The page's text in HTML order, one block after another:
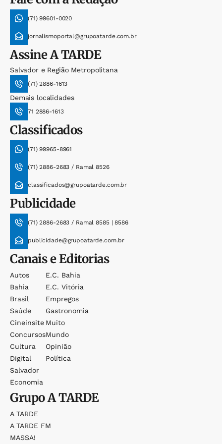
(71) 99601-0020
jornalismoportal@grupoatarde.com.br
AssineA TARDE
Salvador e Região Metropolitana
(71) 2886-1613
Demais localidades
71 2886-1613
Classificados
(71) 99965-8961
(71) 2886-2683 / Ramal 8526
classificados@grupoatarde.com.br
Publicidade
(71) 2886-2683 / Ramal 8585 | 8586
publicidade@grupoatarde.com.br
Canais e Editorias
Autos
Bahia
Brasil
Saúde
Cineinsite
Concursos
Cultura
Digital
Salvador
Economia
E.c. Bahia
E.c. Vitória
Empregos
Gastronomia
Muito
Mundo
Opinião
Política
GrupoA TARDE
A TARDE
A TARDE FM
MASSA!